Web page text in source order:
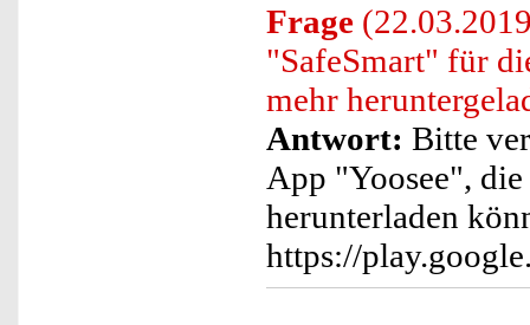
Frage
"SafeSmart" für
mehr
Antwort: Bitte
App "Yoosee",
herunterladen
https://